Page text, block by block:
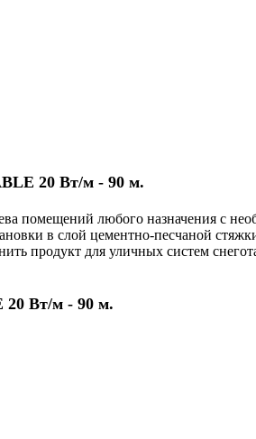
20 Вт/м - 90 м.
помещений любого назначения с
в слой цементно-песчаной
продукт для уличных систем
20 Вт/м - 90 м.